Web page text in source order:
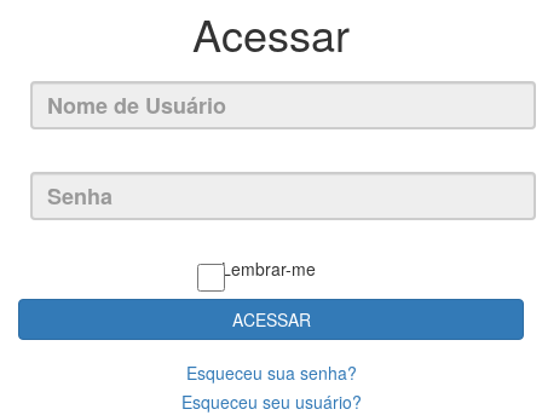
Acessar
Lembrar-me
ACESSAR
Esqueceu sua senha?
Esqueceu seu usuário?